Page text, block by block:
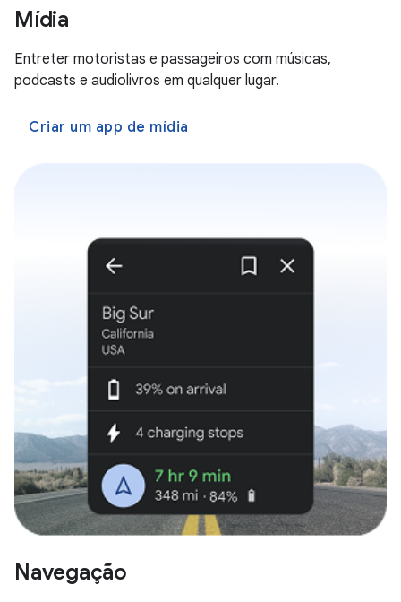
Mídia
Entreter motoristas e passageiros com músicas,
podcasts e audiolivros em qualquer lugar.
Criar um app de mídia
Navegação